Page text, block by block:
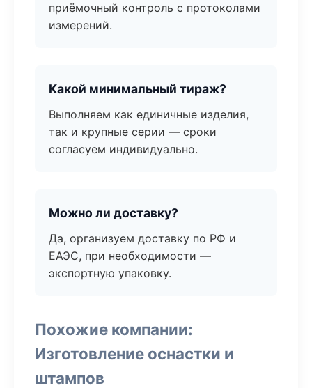
приёмочный контроль с протоколами
измерений.
Какой минимальный тираж?
Выполняем как единичные изделия,
так и крупные серии — сроки
согласуем индивидуально.
Можно ли доставку?
Да, организуем доставку по РФ и
ЕАЭС, при необходимости —
экспортную упаковку.
Похожие компании:
Изготовление оснастки и
штампов